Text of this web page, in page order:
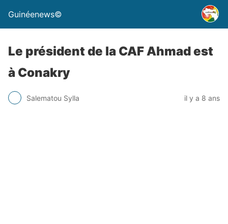
Guinéenews©
Le président de la CAF Ahmad est
à Conakry
Salematou Sylla il y a 8 ans